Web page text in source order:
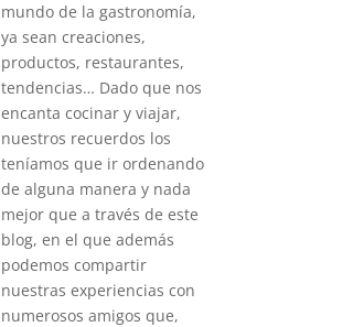
mundo de la gastronomía,
ya sean creaciones,
productos, restaurantes,
tendencias… Dado que nos
encanta cocinar y viajar,
nuestros recuerdos los
teníamos que ir ordenando
de alguna manera y nada
mejor que a través de este
blog, en el que además
podemos compartir
nuestras experiencias con
numerosos amigos que,